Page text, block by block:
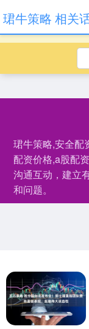
珺牛策略,安全配
配资价格,a股配
沟通互动，建立
和问题。
珺牛策略 相关